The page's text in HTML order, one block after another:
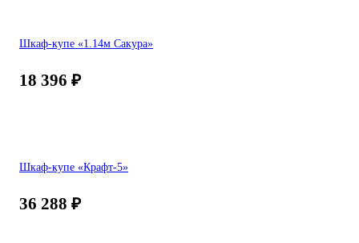
Шкаф-купе «1.14м Сакура»
18 396 ₽
Шкаф-купе «Крафт-5»
36 288 ₽